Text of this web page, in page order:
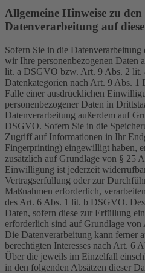
Allgemeine Hinweise zu
Datenverarbeitung auf
Sofern Sie in die
wir Ihre personenbezogenen Daten
lit. a DSGVO bzw. Art. 9 Abs. 2 lit.
Datenkategorien nach Art. 9 Abs.
Falle einer ausdrücklichen
personenbezogener Daten in
Datenverarbeitung außerdem auf
DSGVO. Sofern Sie in die
Zugriff auf Informationen in Ihr
Fingerprinting) eingewilligt haben,
zusätzlich auf Grundlage von § 25
Einwilligung ist jederzeit
Vertragserfüllung oder zur
Maßnahmen erforderlich,
des Art. 6 Abs. 1 lit. b DSGVO.
Daten, sofern diese zur Erfüllung
erforderlich sind auf Grundlage
Die Datenverarbeitung kann ferner
berechtigten Interesses nach Art. 6
Über die jeweils im Einzelfall
in den folgenden Absätzen dieser